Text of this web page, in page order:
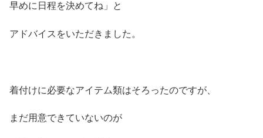
早めに日程を決めてね」と
アドバイスをいただきました。
着付けに必要なアイテム類はそろったのですが、
まだ用意できていないのが